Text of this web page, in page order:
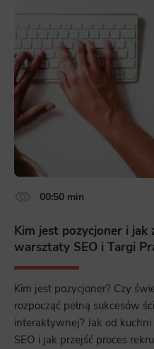
Scripts and data used to collect information to
site, and to create aggregate demographic statistics
to measure the effectiveness of actions taken and content
Marketing
Scope responsible for displaying personalized ads
habits and demographic criteria. Also, third-party
websites, profile the user, providing him or her with
appropriate.
00:50 min
Kim jest pozycjoner i jak
warsztaty SEO i Targi
Kim jest pozycjoner? Czy
rozpocząć pełną sukcesów
interaktywnej? Jak od
SEO i jak przejść proces